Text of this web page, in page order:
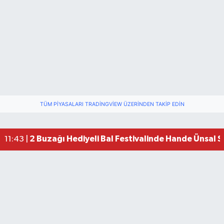
TÜM PIYASALARI TRADINGVIEW ÜZERINDEN TAKIP EDIN
11:43 | 2 Buzağı Hediyeli Bal Festivalinde Hande Ünsal